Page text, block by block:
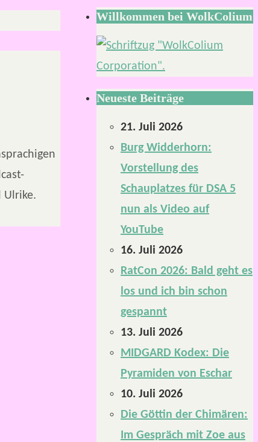
Ulrike.
Willkommen bei WolkColium
Neueste Beiträge
21. Juli 2026
Burg Widderhorn:
Vorstellung des
Schauplatzes für DSA 5
nun als Video auf
YouTube
16. Juli 2026
RatCon 2026: Bald geht es
los und ich bin schon
gespannt
13. Juli 2026
MIDGARD Kodex: Die
Pyramiden von Eschar
10. Juli 2026
Die Göttin der Chimären:
Im Gespräch mit Zoe aus